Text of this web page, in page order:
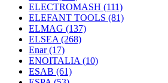
ELECTROMASH (111)
ELEFANT TOOLS (81)
ELMAG (137)
ELSEA (268)
Enar(17)
ENOITALIA (10)
ESAB (61)